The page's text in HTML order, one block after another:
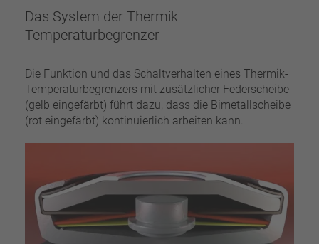
Das System der Thermik
Temperaturbegrenzer
Die Funktion und das Schaltverhalten eines Thermik-
Temperaturbegrenzers mit zusätzlicher Federscheibe
(gelb eingefärbt) führt dazu, dass die Bimetallscheibe
(rot eingefärbt) kontinuierlich arbeiten kann.